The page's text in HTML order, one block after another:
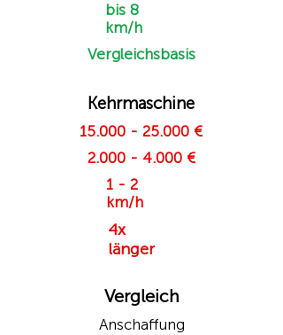
bis 8
km/h
Vergleichsbasis
Kehrmaschine
15.000 - 25.000 €
2.000 - 4.000 €
1 - 2
km/h
4x
länger
Vergleich
Anschaffung